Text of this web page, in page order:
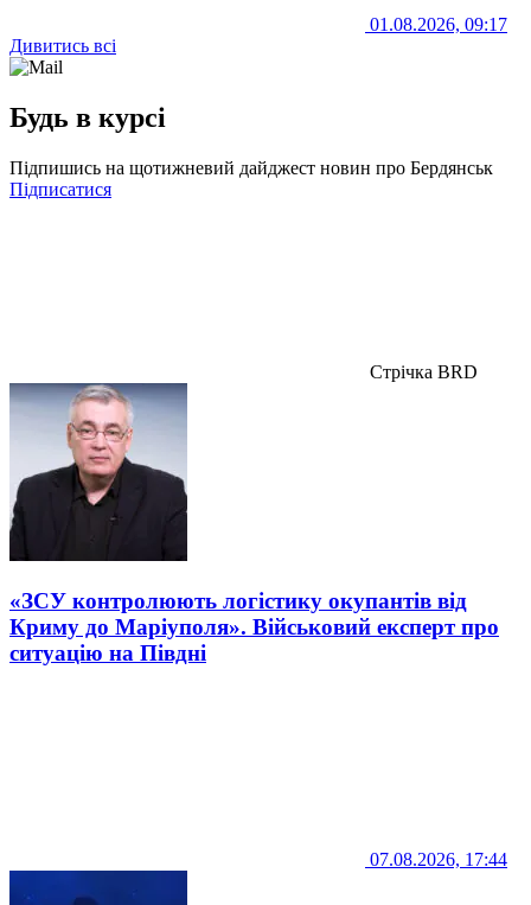
01.08.2026, 09:17
Дивитись всі
Будь в курсі
Підпишись на щотижневий дайджест новин про Бердянськ
Підписатися
Стрічка BRD
«ЗСУ контролюють логістику окупантів від
Криму до Маріуполя». Військовий експерт про
ситуацію на Півдні
07.08.2026, 17:44